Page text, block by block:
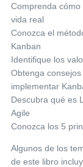
Comprenda
vida real
Conozca el
Kanban
Identifique los
Obtenga
implementar
Descubra qué es
Agile
Conozca los 5
Algunos de los
de este libro